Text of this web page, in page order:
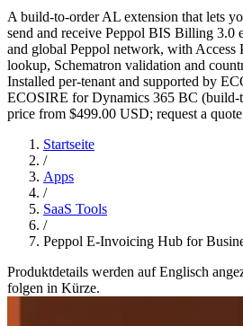
A build-to-order AL extension that lets
send and receive Peppol BIS Billing 3.0
and global Peppol network, with Access
lookup, Schematron validation and
Installed per-tenant and supported by
ECOSIRE for Dynamics 365 BC
price from $499.00 USD; request a
Startseite
/
Apps
/
SaaS Tools
/
Peppol E-Invoicing Hub for
Produktdetails werden auf Englisch
folgen in Kürze.